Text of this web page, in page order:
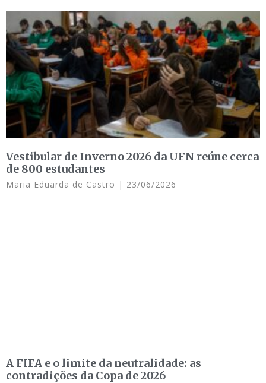
Vestibular de Inverno 2026 da UFN reúne cerca
de 800 estudantes
Maria Eduarda de Castro 23/06/2026
A FIFA e o limite da neutralidade: as
contradições da Copa de 2026